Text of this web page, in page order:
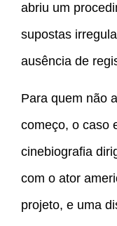
abriu um
supostas
ausência de
Para quem não
começo, o caso
cinebiografia
com o ator
projeto, e uma